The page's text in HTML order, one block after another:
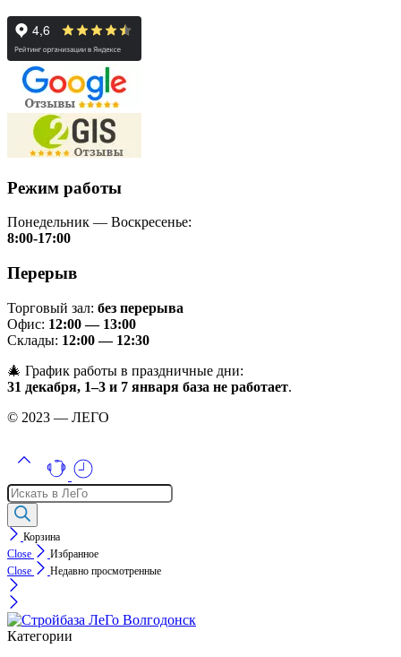
Режим работы
Понедельник — Воскресенье:
8:00-17:00
Перерыв
Торговый зал: без перерыва
Офис: 12:00 — 13:00
Склады: 12:00 — 12:30
🎄 График работы в праздничные дни:
31 декабря, 1–3 и 7 января база не работает.
© 2023 — ЛЕГО
Поиск
товаров
Корзина
Close
Избранное
Close
Недавно просмотренные
Категории